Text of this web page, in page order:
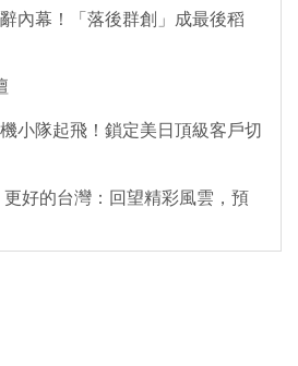
內幕！「落後群創」成最後稻
小隊起飛！鎖定美日頂級客戶切
好的台灣：回望精彩風雲，預